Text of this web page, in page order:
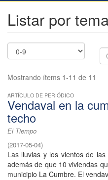
Listar por
Mostrando ítems 1-11 de 11
ARTÍCULO DE PERIÓDICO
Vendaval en la
techo
El Tiempo
(2017-05-04)
Las lluvias y los vientos de
además de que 10 viviendas
municipio La Cumbre. El